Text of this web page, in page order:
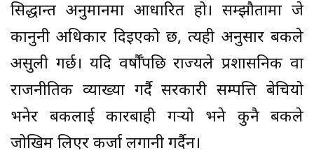
सिद्धान्त अनुमानमा आधारित हो। सम्झौतामा जे
कानुनी अधिकार दिइएको छ, त्यही अनुसार बैंकले
असुली गर्छ। यदि वर्षौँपछि राज्यले प्रशासनिक वा
राजनीतिक व्याख्या गर्दै सरकारी सम्पत्ति बेचियो
भनेर बैंकलाई कारबाही गर्‍यो भने कुनै बैंकले
जोखिम लिएर कर्जा लगानी गर्दैन।